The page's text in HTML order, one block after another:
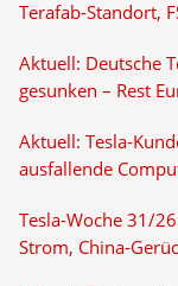
Terafab-Standort,
Aktuell: Deutsche
gesunken – Rest
Aktuell: Tesla-
ausfallende
Tesla-Woche 31/
Strom, China-